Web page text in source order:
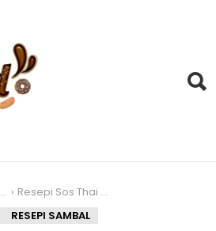
Resepi Sos Thai Sedap Homemade, Dijamin Halal! Bisa Buat Jualan!
RESEPI SAMBAL